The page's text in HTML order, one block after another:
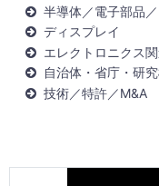
半導体／電子部品
ディスプレイ
エレクトロニクス
自治体・省庁・研
技術／特許／M&A